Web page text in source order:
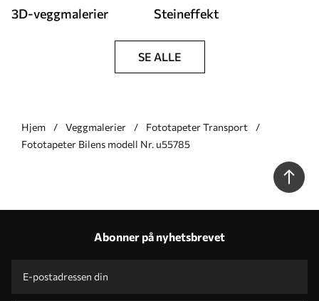
3D-veggmalerier Steineffekt
SE ALLE
Hjem Veggmalerier
Fototapeter Transport
Fototapeter Bilens modell Nr. u55785
Abonner på nyhetsbrevet